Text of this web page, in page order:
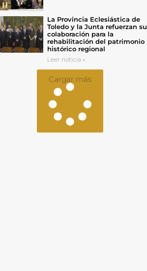
La Provincia Eclesiástica de
Toledo y la Junta refuerzan su
colaboración para la
rehabilitación del patrimonio
histórico regional
Leer noticia »
Cargar más